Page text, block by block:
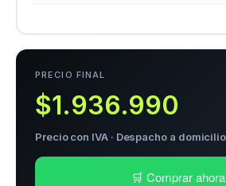
PRECIO FINAL
$1.936.990
Precio con IVA · Despacho a
🛒 Comprar ahora